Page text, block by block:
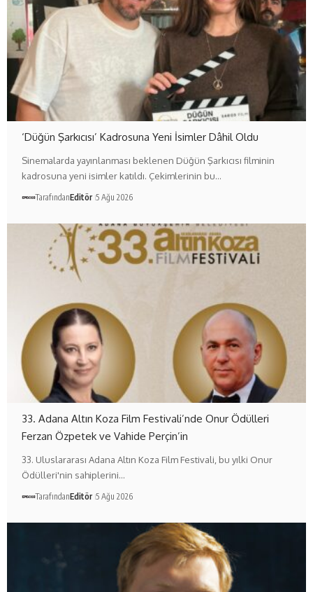
‘Düğün Şarkıcısı’ Kadrosuna Yeni İsimler Dâhil Oldu
Sinemalarda yayınlanması beklenen Düğün Şarkıcısı filminin
kadrosuna yeni isimler katıldı. Çekimlerinin bu…
TarafındanEditör 5 Ağu 2026
33. Adana Altın Koza Film Festivali’nde Onur Ödülleri
Ferzan Özpetek ve Vahide Perçin’in
33. Uluslararası Adana Altın Koza Film Festivali, bu yılki Onur
Ödülleri'nin sahiplerini…
TarafındanEditör 5 Ağu 2026